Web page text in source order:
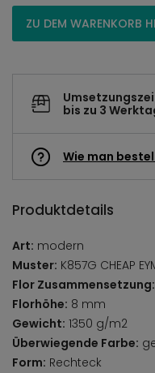
ZU DEM WARENKORB
bis zu 3
Wie man
Produktdetails
Art: modern
Muster: K857G CHEAP
Flor Zusammensetzung:
Florhöhe: 8 mm
Gewicht: 1350 g/m2
Überwiegende Farbe:
Form: Rechteck